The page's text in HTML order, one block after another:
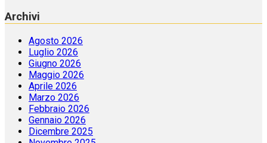
Archivi
Agosto 2026
Luglio 2026
Giugno 2026
Maggio 2026
Aprile 2026
Marzo 2026
Febbraio 2026
Gennaio 2026
Dicembre 2025